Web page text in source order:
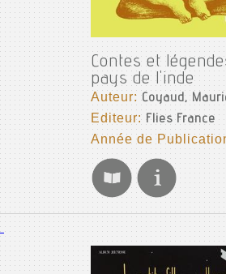
Contes et
pays de l'inde
Auteur:Coyaud,
Editeur: Flies France
Année de